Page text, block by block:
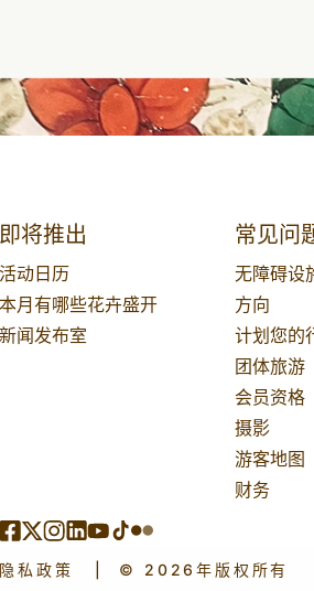
即将推出
活动日历
本月有哪些花卉盛开
新闻发布室
常见问
无障碍设
方向
计划您的
团体旅游
会员资格
摄影
游客地图
财务
隐私政策 © 2026年版权所有